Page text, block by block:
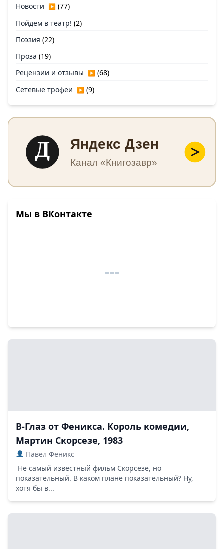
В-Глаз от Феникса. Король комедии,
Мартин Скорсезе, 1983
Павел Феникс
Не самый известный фильм Скорсезе, но
показательный. В каком плане показательный? Ну,
хотя бы в...
Новости ▶ (77)
Пойдем в театр! (2)
Поэзия (22)
Проза (19)
Рецензии и отзывы ▶ (68)
Сетевые трофеи ▶ (9)
Д Яндекс Дзен
Канал «Книгозавр»
Мы в ВКонтакте